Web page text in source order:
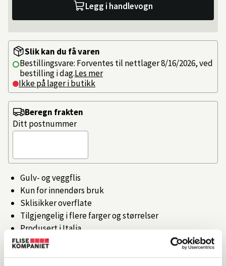
Legg i handlevogn
Slik kan du få varen
Bestillingsvare: Forventes til nettlager 8/16/2026, ved
bestilling i dag.Les mer
Ikke på lager i butikk
Gulv- og veggflis
Kun for innendørs bruk
Sklisikker overflate
Tilgjengelig i flere farger og størrelser
Produsert i Italia
Artikkelnr.101472877
Beregn frakten
Ditt postnummer